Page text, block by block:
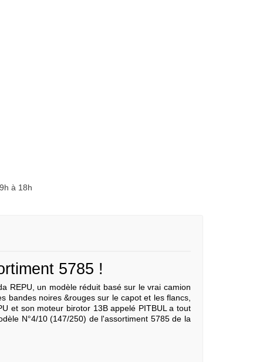
à 18h
5785 !
REPU, un modèle réduit basé sur le vrai camion
bandes noires &rouges sur le capot et les flancs,
et son moteur birotor 13B appelé PITBUL a tout
N°4/10 (147/250) de l'assortiment 5785 de la